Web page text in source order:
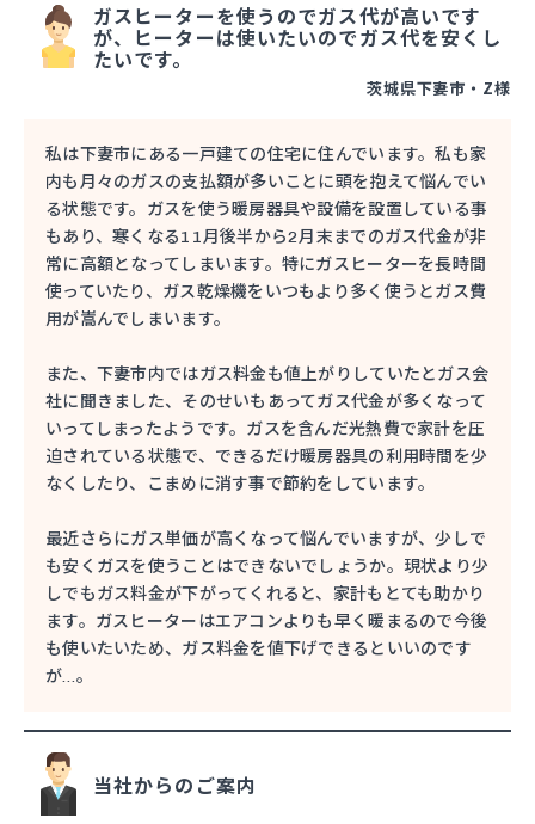
ガスヒーターを使うのでガス代が高いです
が、ヒーターは使いたいのでガス代を安くし
たいです。
茨城県下妻市・Z様
私は下妻市にある一戸建ての住宅に住んでいます。私も家
内も月々のガスの支払額が多いことに頭を抱えて悩んでい
る状態です。ガスを使う暖房器具や設備を設置している事
もあり、寒くなる11月後半から2月末までのガス代金が非
常に高額となってしまいます。特にガスヒーターを長時間
使っていたり、ガス乾燥機をいつもより多く使うとガス費
用が嵩んでしまいます。
また、下妻市内ではガス料金も値上がりしていたとガス会
社に聞きました、そのせいもあってガス代金が多くなって
いってしまったようです。ガスを含んだ光熱費で家計を圧
迫されている状態で、できるだけ暖房器具の利用時間を少
なくしたり、こまめに消す事で節約をしています。
最近さらにガス単価が高くなって悩んでいますが、少しで
も安くガスを使うことはできないでしょうか。現状より少
しでもガス料金が下がってくれると、家計もとても助かり
ます。ガスヒーターはエアコンよりも早く暖まるので今後
も使いたいため、ガス料金を値下げできるといいのです
が…。
当社からのご案内